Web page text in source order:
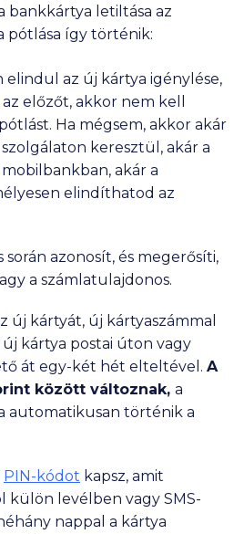
letiltása az
pótlása így történik:
elindul az új kártya igénylése,
előzőt, akkor nem kell
Ha mégsem, akkor akár
keresztül, akár a
akár a
elindíthatod az
során azonosít, és megerősíti,
a számlatulajdonos.
új kártyát, új kártyaszámmal
új kártya postai úton vagy
át egy-két hét elteltével. A
között változnak, a
automatikusan történik a
PIN-kódot kapsz, amit
külön levélben vagy SMS-
nappal a kártya